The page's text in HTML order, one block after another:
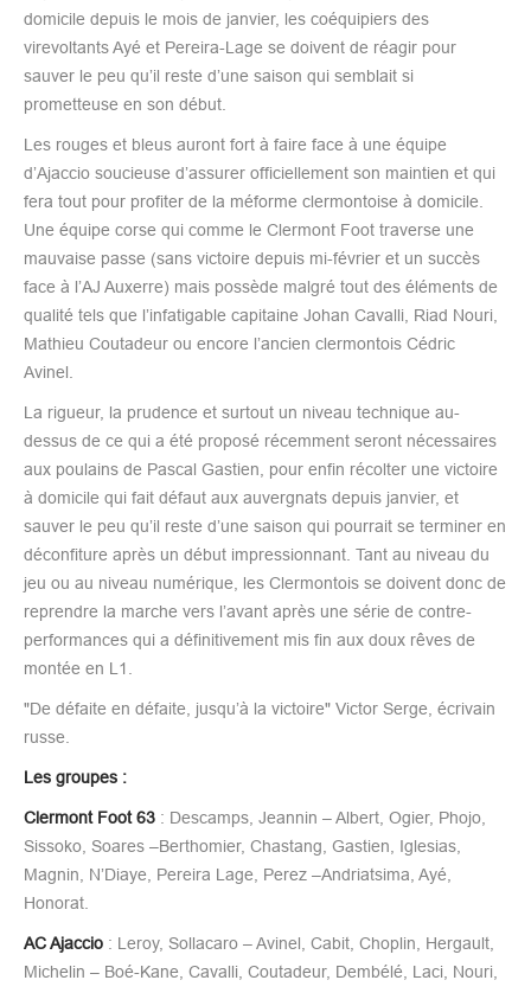
domicile depuis le mois de janvier, les coéquipiers des
virevoltants Ayé et Pereira-Lage se doivent de réagir pour
sauver le peu qu’il reste d’une saison qui semblait si
prometteuse en son début.
Les rouges et bleus auront fort à faire face à une équipe
d’Ajaccio soucieuse d’assurer officiellement son maintien et qui
fera tout pour profiter de la méforme clermontoise à domicile.
Une équipe corse qui comme le Clermont Foot traverse une
mauvaise passe (sans victoire depuis mi-février et un succès
face à l’AJ Auxerre) mais possède malgré tout des éléments de
qualité tels que l’infatigable capitaine Johan Cavalli, Riad Nouri,
Mathieu Coutadeur ou encore l’ancien clermontois Cédric
Avinel.
La rigueur, la prudence et surtout un niveau technique au-
dessus de ce qui a été proposé récemment seront nécessaires
aux poulains de Pascal Gastien, pour enfin récolter une victoire
à domicile qui fait défaut aux auvergnats depuis janvier, et
sauver le peu qu’il reste d’une saison qui pourrait se terminer en
déconfiture après un début impressionnant. Tant au niveau du
jeu ou au niveau numérique, les Clermontois se doivent donc de
reprendre la marche vers l’avant après une série de contre-
performances qui a définitivement mis fin aux doux rêves de
montée en L1.
"De défaite en défaite, jusqu’à la victoire" Victor Serge, écrivain
russe.
Les groupes :
Clermont Foot 63 : Descamps, Jeannin – Albert, Ogier, Phojo,
Sissoko, Soares –Berthomier, Chastang, Gastien, Iglesias,
Magnin, N’Diaye, Pereira Lage, Perez –Andriatsima, Ayé,
Honorat.
AC Ajaccio : Leroy, Sollacaro – Avinel, Cabit, Choplin, Hergault,
Michelin – Boé-Kane, Cavalli, Coutadeur, Dembélé, Laci, Nouri,